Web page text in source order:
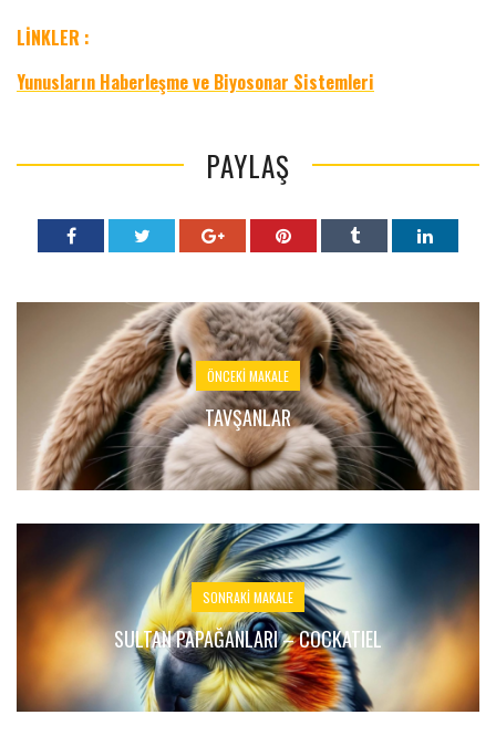
LİNKLER :
Yunusların Haberleşme ve Biyosonar Sistemleri
PAYLAŞ
ÖNCEKI MAKALE
TAVŞANLAR
SONRAKI MAKALE
SULTAN PAPAĞANLARI – COCKATIEL